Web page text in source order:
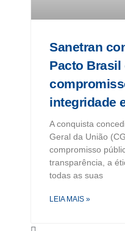
Sanetran
Pacto Brasil
integridade
A conquista
Geral da União
compromisso
transparência, a
todas as suas
LEIA MAIS »